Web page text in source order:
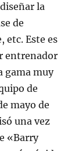
la
de
etc. Este es
entrenador
gama muy
de
mayo de
una vez
«Barry